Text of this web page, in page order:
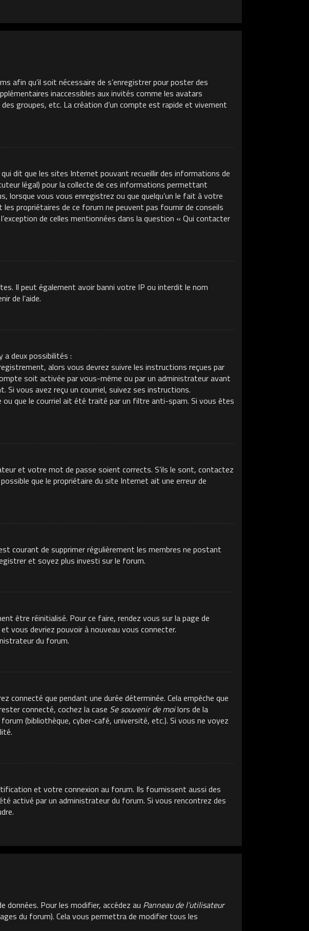
afin qu’il soit nécessaire de s’enregistrer pour poster des
inaccessibles aux invités comme les avatars
groupes, etc. La création d’un compte est rapide et vivement
dit que les sites Internet pouvant recueillir des informations de
légal) pour la collecte de ces informations permettant
lorsque vous vous enregistrez ou que quelqu’un le fait à votre
propriétaires de ce forum ne peuvent pas fournir de conseils
de celles mentionnées dans la question « Qui contacter
Il peut également avoir banni votre IP ou interdit le nom
de l’aide.
a deux possibilités :
alors vous devrez suivre les instructions reçues par
soit activée par vous-même ou par un administrateur avant
Si vous avez reçu un courriel, suivez ses instructions.
ou que le courriel ait été traité par un filtre anti-spam. Si vous êtes
et votre mot de passe soient corrects. S’ils le sont, contactez
que le propriétaire du site Internet ait une erreur de
courant de supprimer régulièrement les membres ne postant
et soyez plus investi sur le forum.
être réinitialisé. Pour ce faire, rendez vous sur la page de
vous devriez pouvoir à nouveau vous connecter.
du forum.
connecté que pendant une durée déterminée. Cela empêche que
connecté, cochez la case Se souvenir de moilors de la
(bibliothèque, cyber-café, université, etc.). Si vous ne voyez
et votre connexion au forum. Ils fournissent aussi des
activé par un administrateur du forum. Si vous rencontrez des
Pour les modifier, accédez au Panneau de l’utilisateur
du forum). Cela vous permettra de modifier tous les